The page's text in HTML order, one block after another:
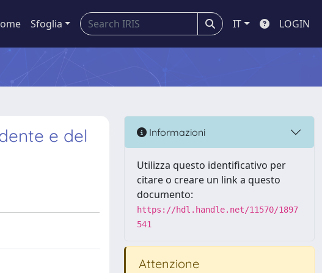
Sfoglia IT LOGIN
e del
Informazioni
Utilizza questo identificativo per
citare o creare un link a questo
documento:
https://hdl.handle.net/11570/1897
541
Attenzione